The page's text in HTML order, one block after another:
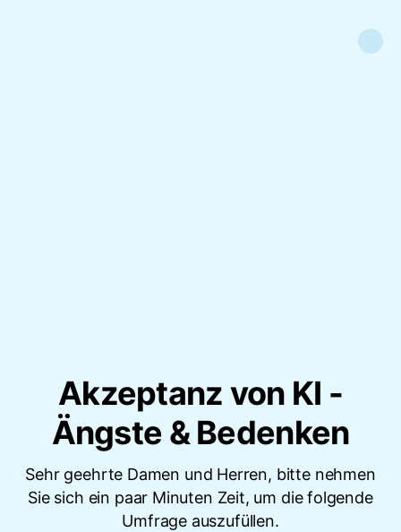
Akzeptanz von KI -
Ängste & Bedenken
Sehr geehrte Damen und Herren, bitte nehmen
Sie sich ein paar Minuten Zeit, um die folgende
Umfrage auszufüllen.